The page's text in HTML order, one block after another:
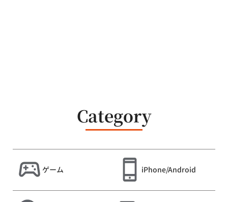
Category
ゲーム iPhone/Android